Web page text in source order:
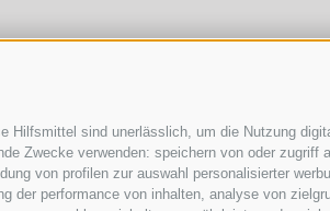
Hilfsmittel sind unerlässlich, um die Nutzung
Zwecke verwenden: speichern von oder zugriff
von profilen zur auswahl personalisierter
performance von inhalten, analyse von